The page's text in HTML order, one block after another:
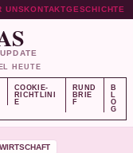
UNSKONTAKTGESCHICHTE
HEUTE
COOKIE-
RICHTLINI
E
RUND
BRIE
F
B
L
O
G
WIRTSCHAFT